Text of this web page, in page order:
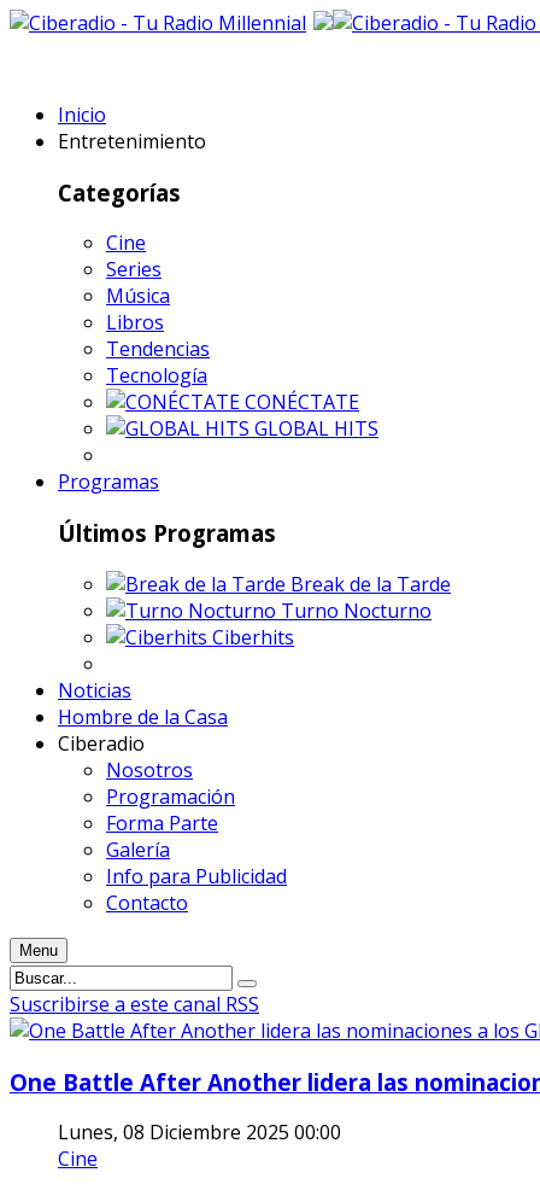
Inicio
Entretenimiento
Categorías
Cine
Series
Música
Libros
Tendencias
Tecnología
CONÉCTATE
GLOBAL HITS
Programas
Últimos Programas
Break de la Tarde
Turno Nocturno
Ciberhits
Noticias
Hombre de la Casa
Ciberadio
Nosotros
Programación
Forma Parte
Galería
Info para Publicidad
Contacto
Menu
Suscribirse a este canal RSS
One Battle After Another lidera las
Lunes, 08 Diciembre 2025 00:00
Cine